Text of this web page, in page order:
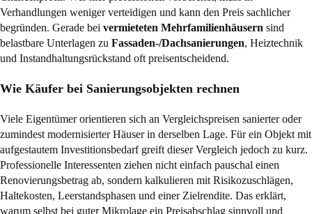
Verhandlungen weniger verteidigen und kann den Preis sachlicher
begründen. Gerade bei vermieteten Mehrfamilienhäusern sind
belastbare Unterlagen zu Fassaden-/Dachsanierungen, Heiztechnik
und Instandhaltungsrückstand oft preisentscheidend.
Wie Käufer bei Sanierungsobjekten rechnen
Viele Eigentümer orientieren sich an Vergleichspreisen sanierter oder
zumindest modernisierter Häuser in derselben Lage. Für ein Objekt mit
aufgestautem Investitionsbedarf greift dieser Vergleich jedoch zu kurz.
Professionelle Interessenten ziehen nicht einfach pauschal einen
Renovierungsbetrag ab, sondern kalkulieren mit Risikozuschlägen,
Haltekosten, Leerstandsphasen und einer Zielrendite. Das erklärt,
warum selbst bei guter Mikrolage ein Preisabschlag sinnvoll und